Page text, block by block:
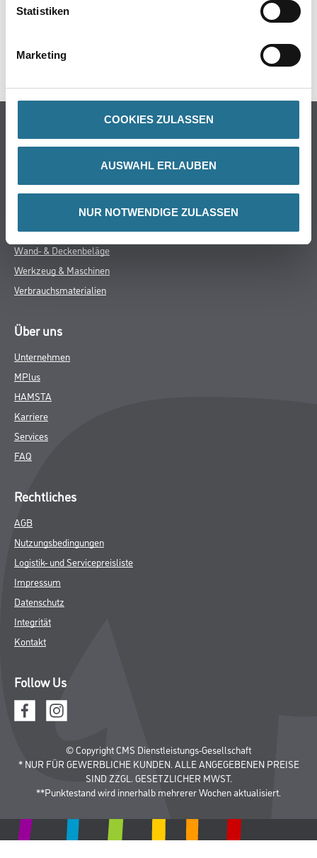
Statistiken
Marketing
COOKIES ZULASSEN
AUSWAHL ERLAUBEN
NUR NOTWENDIGE ZULASSEN
SPEZIFIKATIONEN
Farbe
Putze- und Spachtelmassen
Bodenbeläge
Wand- & Deckenbeläge
Werkzeug & Maschinen
Verbrauchsmaterialien
Über uns
Unternehmen
MPlus
HAMSTA
Karriere
Services
FAQ
Rechtliches
AGB
Nutzungsbedingungen
Logistik- und Servicepreisliste
Impressum
Datenschutz
Integrität
Kontakt
Follow Us
© Copyright CMS Dienstleistungs-Gesellschaft
* NUR FÜR GEWERBLICHE KUNDEN. ALLE ANGEGEBENEN PREISE
SIND ZZGL. GESETZLICHER MWST.
**Punktestand wird innerhalb mehrerer Wochen aktualisiert.